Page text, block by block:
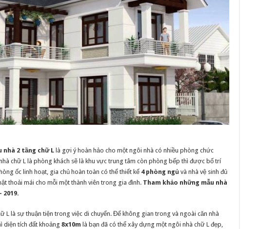
nhà 2 tầng chữ L là gợi ý hoàn hảo cho một ngôi nhà có nhiều phòng chức
chữ L là phòng khách sẽ là khu vực trung tâm còn phòng bếp thì được bố trí
ốc linh hoạt, gia chủ hoàn toàn có thể thiết kế 4 phòng ngủ và nhà vệ sinh đủ
thoải mái cho mỗi một thành viên trong gia đình. Tham khảo những mẫu nhà
2019.
L là sự thuận tiện trong việc di chuyển. Để không gian trong và ngoài căn nhà
tích đất khoảng 8x10m là bạn đã có thể xây dựng một ngôi nhà chữ L đẹp,